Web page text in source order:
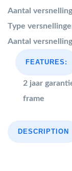
Aantal
Type
Aantal
FEATURES:
2 jaar
frame
DESCRIPTION